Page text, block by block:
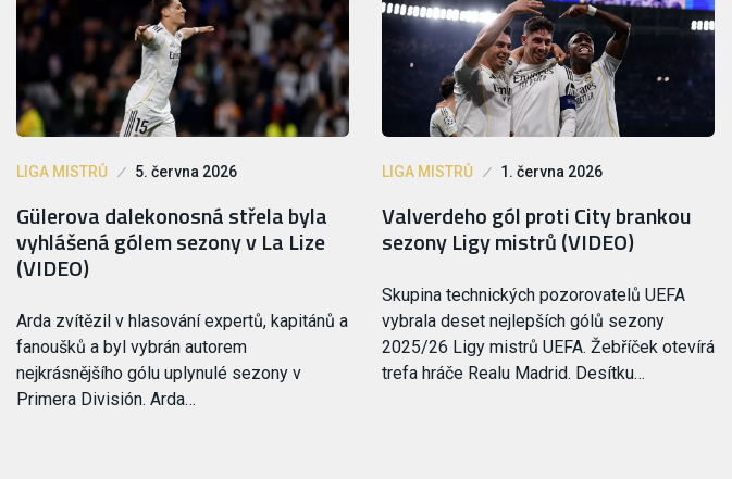
LIGA MISTRŮ 5. června 2026
Gülerova dalekonosná střela byla
vyhlášená gólem sezony v La Lize
(VIDEO)
Arda zvítězil v hlasování expertů, kapitánů a
fanoušků a byl vybrán autorem
nejkrásnějšího gólu uplynulé sezony v
Primera División. Arda…
LIGA MISTRŮ 1. června 2026
Valverdeho gól proti City brankou
sezony Ligy mistrů (VIDEO)
Skupina technických pozorovatelů UEFA
vybrala deset nejlepších gólů sezony
2025/26 Ligy mistrů UEFA. Žebříček otevírá
trefa hráče Realu Madrid. Desítku…